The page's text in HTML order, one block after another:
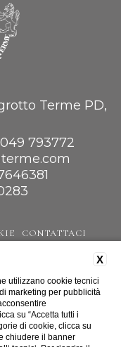
Terme PD,
793772
CONTATTACI
X
utilizzano cookie tecnici
marketing per pubblicità
su “Accetta tutti i
di cookie, clicca su
chiudere il banner